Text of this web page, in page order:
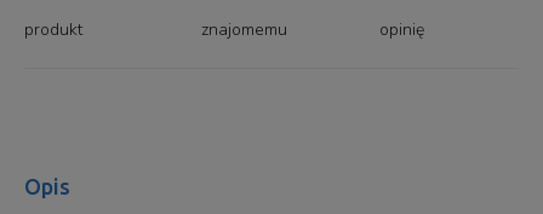
produkt
znajomemu
opinię
Opis